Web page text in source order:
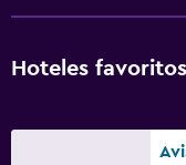
Hoteles